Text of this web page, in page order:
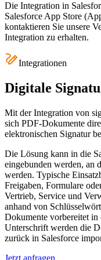
Die Integration in
Salesforce App Store
kontaktieren Sie unsere
Integration zu erhalten.
Integrationen
Digitale
Mit der Integration von
sich PDF-Dokumente
elektronischen Signatur
Die Lösung kann in die
eingebunden werden, an
werden. Typische
Freigaben, Formulare
Vertrieb, Service und
anhand von
Dokumente vorbereitet in
Unterschrift werden die
zurück in Salesforce
Jetzt anfragen